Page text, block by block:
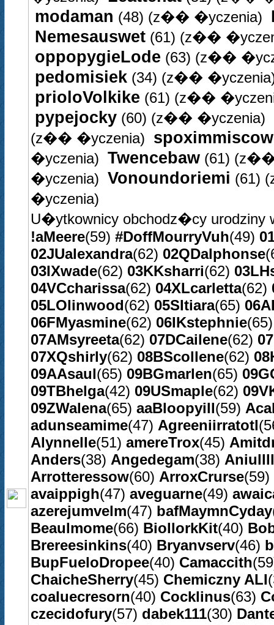
modaman (48) (z�� �yczenia)
Nemesauswet (61) (z��
oppopygieLode (63) (z��
pedomisiek (34) (z��
prioloVolkike (61) (z��
pypejocky (60) (z�� �yczenia)
(z�� �yczenia)
�yczenia) Twencebaw (61) (z��
�yczenia) Vonoundoriemi (61)
�yczenia)
U�ytkownicy obchodz�cy
!aMeere(59) #DoffMourryVuh(49)
02JUalexandra(62) 02QDalphonse
03IXwade(62) 03KKsharri(62)
04VCcharissa(62) 04XLcarletta(62)
05LOlinwood(62) 05SItiara(65)
06FMyasmine(62) 06IKstephnie
07AMsyreeta(62) 07DCailene(62)
07XQshirly(62) 08BScollene(62)
09AAsaul(65) 09BGmarlen(65)
09TBhelga(42) 09USmaple(62)
09ZWalena(65) aaBloopyill(59)
adunseamime(47) Agreeniirratotl
Alynnelle(51) amereTrox(45)
Anders(38) Angedegam(38)
Arrotteressow(60) ArroxCrurse(59)
avaippigh(47) aveguarne(49)
azerejumvelm(47) bafMaymnCyday
Beaulmome(66) BiollorkKit(40)
Brereesinkins(40) Bryanvserv(46)
BupFueloDropee(40) Camaccith
ChaicheSherry(45) Chemiczny ALI
coaluecresorn(40) Cocklinus(63)
czecidofury(57) dabek111(30)